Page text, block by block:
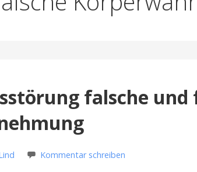
falsche und
Kommentar schreiben